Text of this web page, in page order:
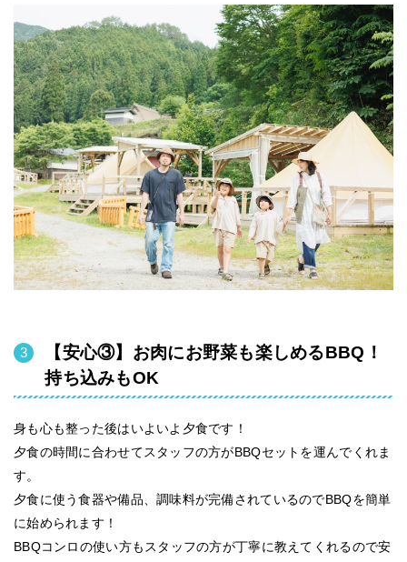
【安心③】お肉にお野菜も楽しめるBBQ！
持ち込みもOK
身も心も整った後はいよいよ夕食です！
夕食の時間に合わせてスタッフの方がBBQセットを運んでくれま
す。
夕食に使う食器や備品、調味料が完備されているのでBBQを簡単
に始められます！
BBQコンロの使い方もスタッフの方が丁寧に教えてくれるので安